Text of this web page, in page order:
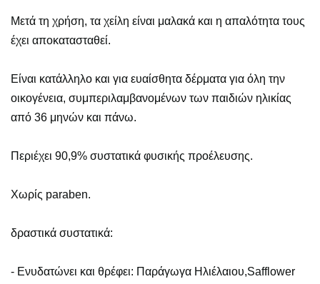
Μετά τη χρήση, τα χείλη είναι μαλακά και η απαλότητα τους
έχει αποκατασταθεί.
Είναι κατάλληλο και για ευαίσθητα δέρματα για όλη την
οικογένεια, συμπεριλαμβανομένων των παιδιών ηλικίας
από 36 μηνών και πάνω.
Περιέχει 90,9% συστατικά φυσικής προέλευσης.
Χωρίς paraben.
δραστικά συστατικά:
- Ενυδατώνει και θρέφει: Παράγωγα Ηλιέλαιου,Safflower